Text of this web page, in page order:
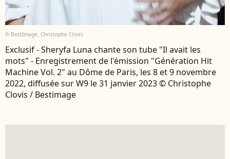
© BestImage, Christophe Clovis
Exclusif - Sheryfa Luna chante son tube "Il avait les
mots" - Enregistrement de l'émission "Génération Hit
Machine Vol. 2" au Dôme de Paris, les 8 et 9 novembre
2022, diffusée sur W9 le 31 janvier 2023 © Christophe
Clovis / Bestimage